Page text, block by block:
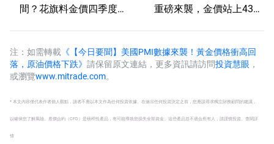
間？花旗料金價四季度上
重磅來襲，金價站上4300
注：如需轉載 《【今日要聞】美國PMI數據來襲！黃金價格衝高回
落，原油價格下跌》 請保留原文連結，更多資訊請訪問投資慧眼 ，
或瀏覽www.mitrade.com。
* 本文內容僅代表作者個人觀點，讀者不應以本文作為任何投資依據。在做出任何投資決定之前，您應該尋求獨立財務顧問的建議，
以確保您了解風險。 差價合約（CFD）是槓桿性產品，有可能導致您損失全部資金。這些產品並不適合所有人，請謹慎投資。 查閱詳
情